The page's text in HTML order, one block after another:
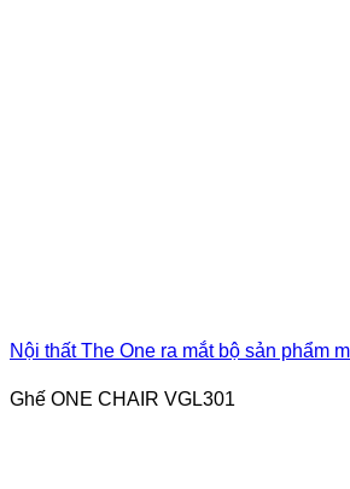
Nội thất The One ra mắt bộ sản phẩm
Ghế ONE CHAIR VGL301